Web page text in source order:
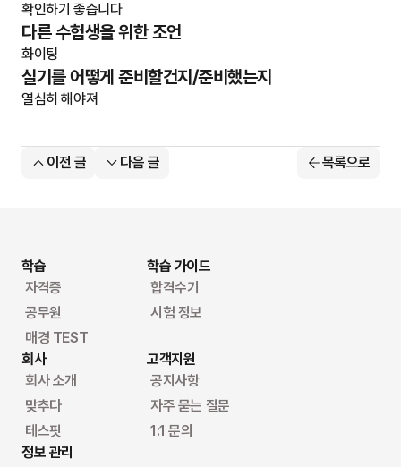
확인하기 좋습니다
다른 수험생을 위한 조언
화이팅
실기를 어떻게 준비할건지/준비했는지
열심히 해야져
이전 글 다음 글 목록으로
학습
자격증
공무원
매경 TEST
학습 가이드
합격수기
시험 정보
회사
회사 소개
맞추다
테스핏
고객지원
공지사항
자주 묻는 질문
1:1 문의
정보 관리